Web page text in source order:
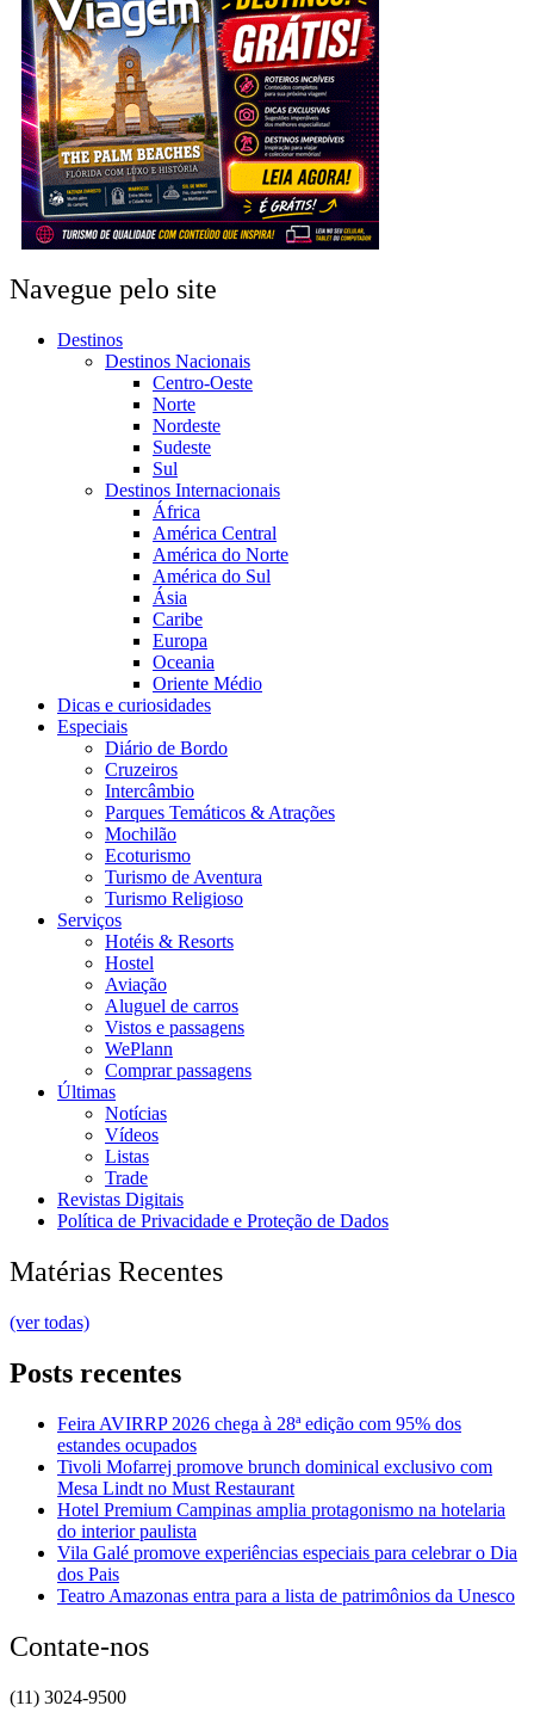
Navegue pelo site
Destinos
Destinos Nacionais
Centro-Oeste
Norte
Nordeste
Sudeste
Sul
Destinos Internacionais
África
América Central
América do Norte
América do Sul
Ásia
Caribe
Europa
Oceania
Oriente Médio
Dicas e curiosidades
Especiais
Diário de Bordo
Cruzeiros
Intercâmbio
Parques Temáticos & Atrações
Mochilão
Ecoturismo
Turismo de Aventura
Turismo Religioso
Serviços
Hotéis & Resorts
Hostel
Aviação
Aluguel de carros
Vistos e passagens
WePlann
Comprar passagens
Últimas
Notícias
Vídeos
Listas
Trade
Revistas Digitais
Política de Privacidade e Proteção de Dados
Matérias Recentes
(ver todas)
Posts recentes
Feira AVIRRP 2026 chega à 28ª edição com 95% dos
estandes ocupados
Tivoli Mofarrej promove brunch dominical exclusivo com
Mesa Lindt no Must Restaurant
Hotel Premium Campinas amplia protagonismo na hotelaria
do interior paulista
Vila Galé promove experiências especiais para celebrar o Dia
dos Pais
Teatro Amazonas entra para a lista de patrimônios da Unesco
Contate-nos
(11) 3024-9500